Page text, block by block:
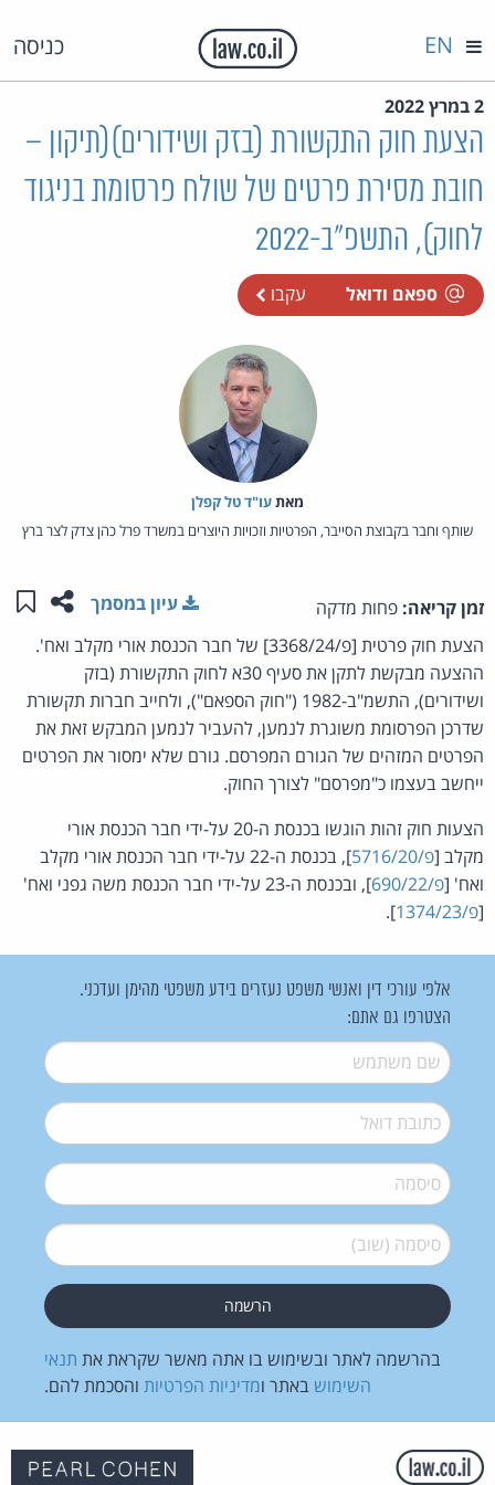
כניסה EN
2 במרץ 2022
הצעת חוק התקשורת (בזק ושידורים)(תיקון –
חובת מסירת פרטים של שולח פרסומת בניגוד
לחוק), התשפ"ב-2022
ספאם ודואל עקבו
מאת‏עו"ד טל קפלן
שותף וחבר בקבוצת הסייבר, הפרטיות וזכויות היוצרים במשרד פרל כהן צדק לצר ברץ
זמן קריאה: פחות מדקה שתפו
עיון במסמך
הצעת חוק פרטית [פ/3368/24] של חבר הכנסת אורי מקלב ואח'.
ההצעה מבקשת לתקן את סעיף 30א לחוק התקשורת (בזק
ושידורים), התשמ"ב-1982 ("חוק הספאם"), ולחייב חברות תקשורת
שדרכן הפרסומת משוגרת לנמען, להעביר לנמען המבקש זאת את
הפרטים המזהים של הגורם המפרסם. גורם שלא ימסור את הפרטים
ייחשב בעצמו כ"מפרסם" לצורך החוק.
הצעות חוק זהות הוגשו בכנסת ה-20 על-ידי חבר הכנסת אורי
מקלב [פ/5716/20
], בכנסת ה-22 על-ידי חבר הכנסת אורי מקלב
ואח' [פ/690/22
], ובכנסת ה-23 על-ידי חבר הכנסת משה גפני ואח'
[פ/1374/23 ].
אלפי עורכי דין ואנשי משפט נעזרים בידע משפטי מהימן ועדכני.
הצטרפו גם אתם:
שם משתמש*
דואל*
סיסמה*
סיסמה (שוב)*
בהרשמה לאתר ובשימוש בו אתה מאשר שקראת את תנאי
השימוש באתר ומדיניות הפרטיות והסכמת להם.